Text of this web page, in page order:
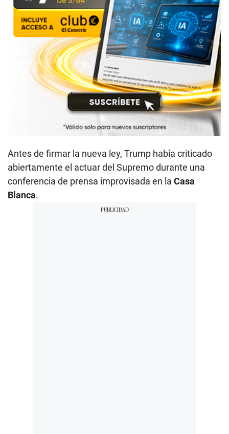
Antes de firmar la nueva ley, Trump había criticado
abiertamente el actuar del Supremo durante una
conferencia de prensa improvisada en la Casa
Blanca.